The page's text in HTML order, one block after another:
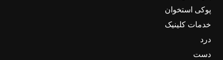
پوکی استخوان
خدمات کلینیک
درد
دست